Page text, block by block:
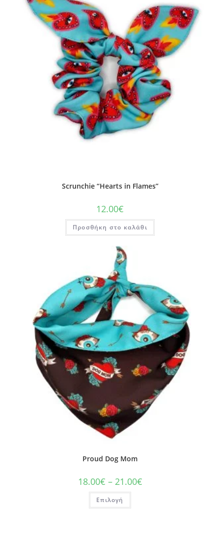
Scrunchie “Hearts in Flames”
12.00€
Προσθήκη στο καλάθι
Proud Dog Mom
18.00€ – 21.00€
Επιλογή